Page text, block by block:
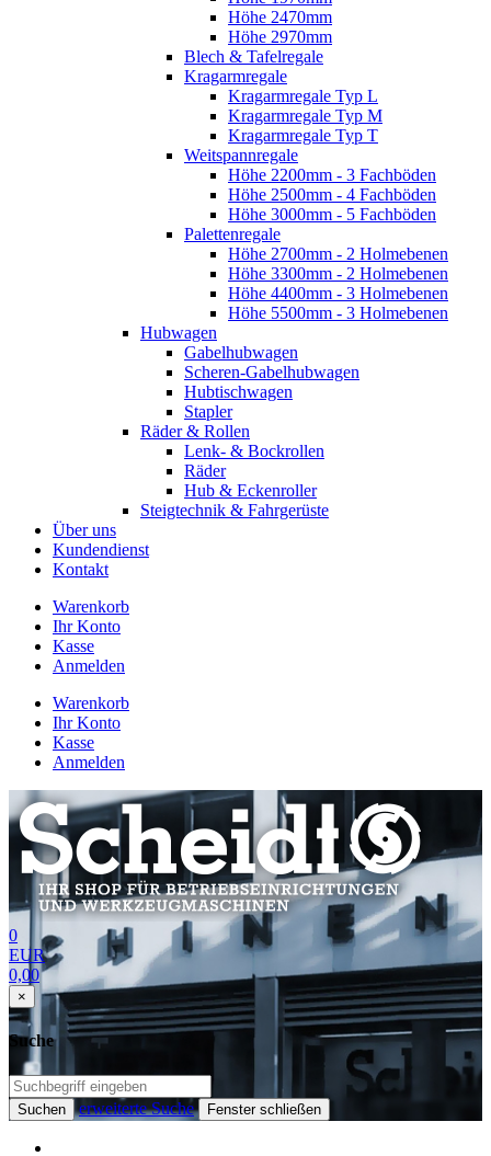
Höhe 2470mm
Höhe 2970mm
Blech & Tafelregale
Kragarmregale
Kragarmregale Typ L
Kragarmregale Typ M
Kragarmregale Typ T
Weitspannregale
Höhe 2200mm - 3 Fachböden
Höhe 2500mm - 4 Fachböden
Höhe 3000mm - 5 Fachböden
Palettenregale
Höhe 2700mm - 2 Holmebenen
Höhe 3300mm - 2 Holmebenen
Höhe 4400mm - 3 Holmebenen
Höhe 5500mm - 3 Holmebenen
Hubwagen
Gabelhubwagen
Scheren-Gabelhubwagen
Hubtischwagen
Stapler
Räder & Rollen
Lenk- & Bockrollen
Räder
Hub & Eckenroller
Steigtechnik & Fahrgerüste
Über uns
Kundendienst
Kontakt
Warenkorb
Ihr Konto
Kasse
Anmelden
Warenkorb
Ihr Konto
Kasse
Anmelden
0
EUR
0,00
×
Suche
Suchen erweiterte Suche Fenster schließen